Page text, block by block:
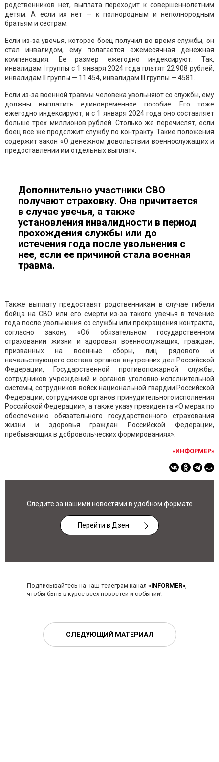
родственников нет, выплата переходит к совершеннолетним
детям. А если их нет — к полнородным и неполнородным
братьям и сестрам.
Если из-за увечья, которое боец получил во время службы, он
стал инвалидом, ему полагается ежемесячная денежная
компенсация. Ее размер ежегодно индексируют. Так,
инвалидам I группы с 1 января 2024 года платят 22 908 рублей,
инвалидам II группы — 11 454, инвалидам III группы — 4581.
Если из-за военной травмы человека увольняют со службы, ему
должны выплатить единовременное пособие. Его тоже
ежегодно индексируют, и с 1 января 2024 года оно составляет
больше трех миллионов рублей. Столько же перечислят, если
боец все же продолжит службу по контракту. Такие положения
содержит закон «О денежном довольствии военнослужащих и
предоставлении им отдельных выплат».
Дополнительно участники СВО
получают страховку. Она причитается
в случае увечья, а также
установления инвалидности в период
прохождения службы или до
истечения года после увольнения с
нее, если ее причиной стала военная
травма.
Также выплату предоставят родственникам в случае гибели
бойца на СВО или его смерти из-за такого увечья в течение
года после увольнения со службы или прекращения контракта,
согласно закону «Об обязательном государственном
страховании жизни и здоровья военнослужащих, граждан,
призванных на военные сборы, лиц рядового и
начальствующего состава органов внутренних дел Российской
Федерации, Государственной противопожарной службы,
сотрудников учреждений и органов уголовно-исполнительной
системы, сотрудников войск национальной гвардии Российской
Федерации, сотрудников органов принудительного исполнения
Российской Федерации», а также указу президента «О мерах по
обеспечению обязательного государственного страхования
жизни и здоровья граждан Российской Федерации,
пребывающих в добровольческих формированиях».
«ИНФОРМЕР»
Следите за нашими новостями в удобном формате
Перейти в Дзен
Подписывайтесь на наш телеграм-канал «INFORMER»,
чтобы быть в курсе всех новостей и событий!
СЛЕДУЮЩИЙ МАТЕРИАЛ